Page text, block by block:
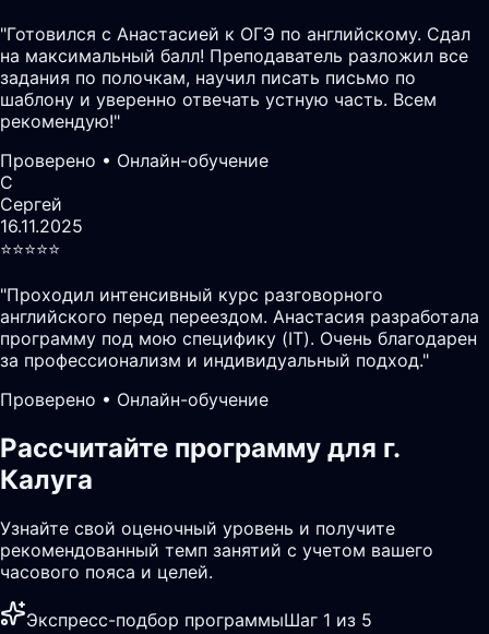
"Готовился с Анастасией к ОГЭ по английскому. Сдал
на максимальный балл! Преподаватель разложил все
задания по полочкам, научил писать письмо по
шаблону и уверенно отвечать устную часть. Всем
рекомендую!"
Проверено • Онлайн-обучение
С
Сергей
16.11.2025
⭐️⭐️⭐️⭐️⭐️
"Проходил интенсивный курс разговорного
английского перед переездом. Анастасия разработала
программу под мою специфику (IT). Очень благодарен
за профессионализм и индивидуальный подход."
Проверено • Онлайн-обучение
Рассчитайте программу для г.
Калуга
Узнайте свой оценочный уровень и получите
рекомендованный темп занятий с учетом вашего
часового пояса и целей.
Экспресс-подбор программыШаг 1 из 5